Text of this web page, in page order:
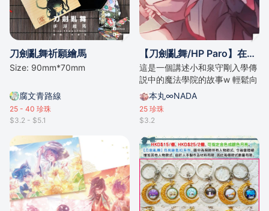
刀劍亂舞祈願繪馬
Size: 90mm*70mm
腐文青路線
25 - 40 珍珠
$3.2 - $5.1
【刀劍亂舞/HP Paro】在霍格華兹相遇時（小和泉守中心）/by奈つき
這是一個講述小和泉守剛入學傳
説中的魔法學院的故事w 輕鬆向
本丸∞NADA
25 珍珠
$3.2